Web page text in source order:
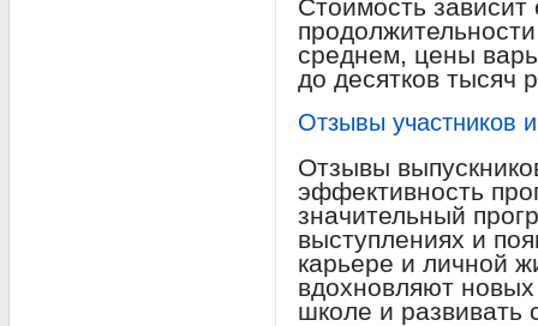
Стоимость
среднем, цены
до десятков тысяч
Отзывы участников
Отзывы
эффективность
значительный
выступлениях и
карьере и личной
вдохновляют
школе и развивать